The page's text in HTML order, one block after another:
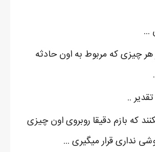
...
هر چیزی که مربوط به اون حادثه
..
که بازم دقیقا روبروی اون چیزی
نداری قرار میگیری ...